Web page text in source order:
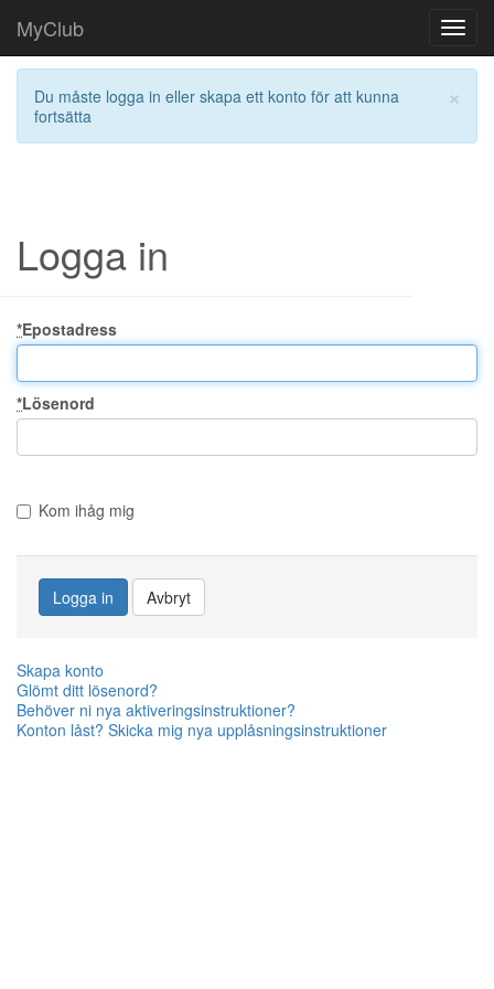
MyClub
×
Du måste logga in eller skapa ett konto för att kunna
fortsätta
Logga in
*Epostadress
*Lösenord
Kom ihåg mig
Logga in Avbryt
Skapa konto
Glömt ditt lösenord?
Behöver ni nya aktiveringsinstruktioner?
Konton låst? Skicka mig nya upplåsningsinstruktioner